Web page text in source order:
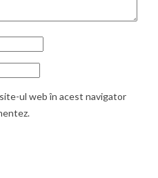
ul web în acest navigator